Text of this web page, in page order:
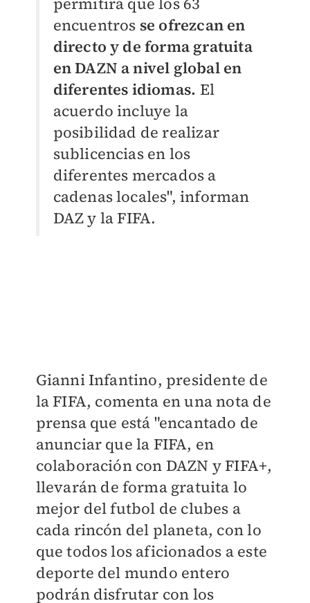
encuentros se ofrezcan en
directo y de forma gratuita
en DAZN a nivel global en
diferentes idiomas. El
acuerdo incluye la
posibilidad de realizar
sublicencias en los
diferentes mercados a
cadenas locales", informan
DAZ y la FIFA.
Gianni Infantino, presidente de
la FIFA, comenta en una nota de
prensa que está "encantado de
anunciar que la FIFA, en
colaboración con DAZN y FIFA+,
llevarán de forma gratuita lo
mejor del futbol de clubes a
cada rincón del planeta, con lo
que todos los aficionados a este
deporte del mundo entero
podrán disfrutar con los